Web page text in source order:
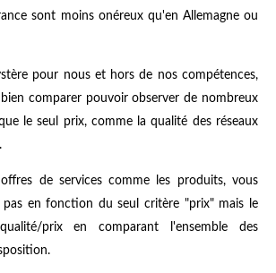
sont moins onéreux qu'en Allemagne ou
pour nous et hors de nos compétences,
comparer pouvoir observer de nombreux
le seul prix, comme la qualité des réseaux
de services comme les produits, vous
pas en fonction du seul critère "prix" mais le
prix en comparant l'ensemble des